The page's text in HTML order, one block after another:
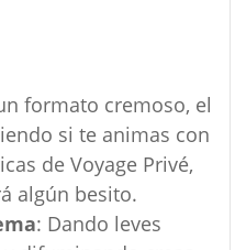
formato cremoso, el
si te animas con
de Voyage Privé,
algún besito.
: Dando leves